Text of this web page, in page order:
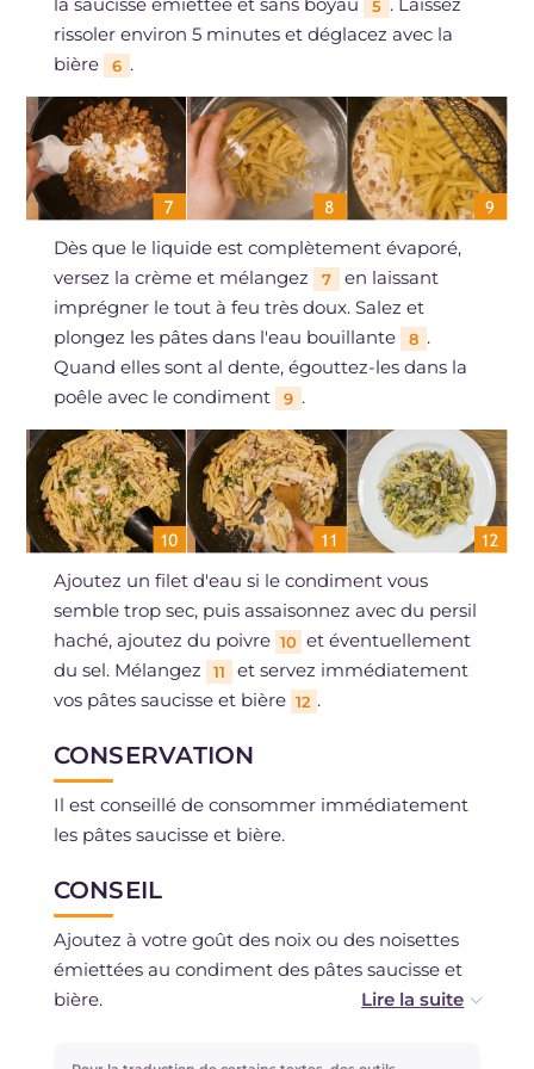
la saucisse émiettée et sans boyau 5 . Laissez
rissoler environ 5 minutes et déglacez avec la
bière
6 .
Dès que le liquide est complètement évaporé,
versez la crème et mélangez
7
en laissant
imprégner le tout à feu très doux. Salez et
plongez les pâtes dans l'eau bouillante
8 .
Quand elles sont al dente, égouttez-les dans la
poêle avec le condiment
9 .
Ajoutez un filet d'eau si le condiment vous
semble trop sec, puis assaisonnez avec du persil
haché, ajoutez du poivre 10 et éventuellement
du sel. Mélangez
11
et servez immédiatement
vos pâtes saucisse et bière 12 .
CONSERVATION
Il est conseillé de consommer immédiatement
les pâtes saucisse et bière.
CONSEIL
Ajoutez à votre goût des noix ou des noisettes
émiettées au condiment des pâtes saucisse et
bière.
Si vous souhaitez remplacer la pancetta, vous